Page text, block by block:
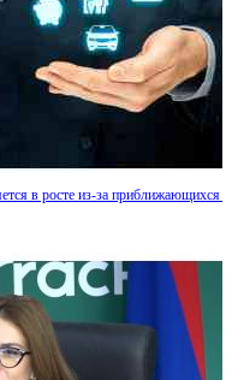
дивидендов
в росте из-за приближающихся к